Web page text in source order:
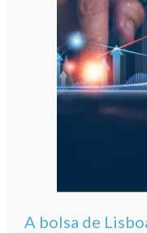
A bolsa de